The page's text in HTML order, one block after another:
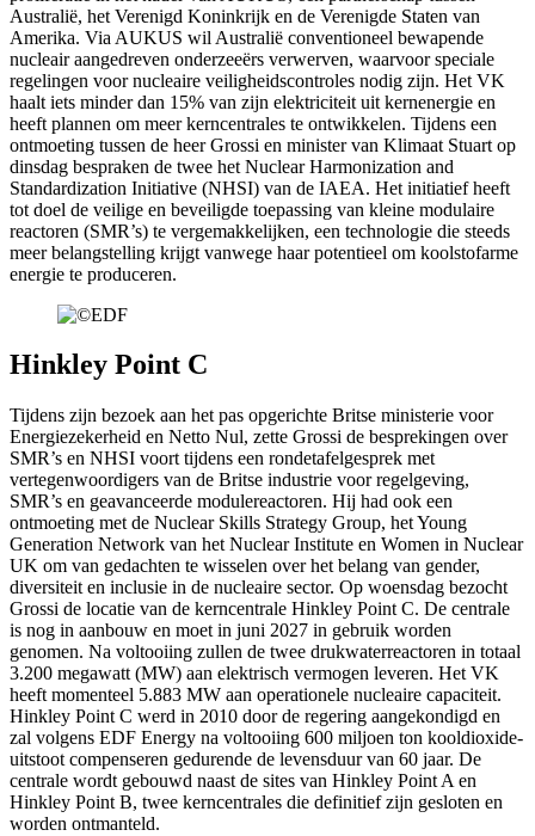
Australië, het Verenigd Koninkrijk en de Verenigde Staten van
Amerika. Via AUKUS wil Australië conventioneel bewapende
nucleair aangedreven onderzeeërs verwerven, waarvoor speciale
regelingen voor nucleaire veiligheidscontroles nodig zijn. Het VK
haalt iets minder dan 15% van zijn elektriciteit uit kernenergie en
heeft plannen om meer kerncentrales te ontwikkelen. Tijdens een
ontmoeting tussen de heer Grossi en minister van Klimaat Stuart op
dinsdag bespraken de twee het Nuclear Harmonization and
Standardization Initiative (NHSI) van de IAEA. Het initiatief heeft
tot doel de veilige en beveiligde toepassing van kleine modulaire
reactoren (SMR’s) te vergemakkelijken, een technologie die steeds
meer belangstelling krijgt vanwege haar potentieel om koolstofarme
energie te produceren.
Hinkley Point C
Tijdens zijn bezoek aan het pas opgerichte Britse ministerie voor
Energiezekerheid en Netto Nul, zette Grossi de besprekingen over
SMR’s en NHSI voort tijdens een rondetafelgesprek met
vertegenwoordigers van de Britse industrie voor regelgeving,
SMR’s en geavanceerde modulereactoren. Hij had ook een
ontmoeting met de Nuclear Skills Strategy Group, het Young
Generation Network van het Nuclear Institute en Women in Nuclear
UK om van gedachten te wisselen over het belang van gender,
diversiteit en inclusie in de nucleaire sector. Op woensdag bezocht
Grossi de locatie van de kerncentrale Hinkley Point C. De centrale
is nog in aanbouw en moet in juni 2027 in gebruik worden
genomen. Na voltooiing zullen de twee drukwaterreactoren in totaal
3.200 megawatt (MW) aan elektrisch vermogen leveren. Het VK
heeft momenteel 5.883 MW aan operationele nucleaire capaciteit.
Hinkley Point C werd in 2010 door de regering aangekondigd en
zal volgens EDF Energy na voltooiing 600 miljoen ton kooldioxide-
uitstoot compenseren gedurende de levensduur van 60 jaar. De
centrale wordt gebouwd naast de sites van Hinkley Point A en
Hinkley Point B, twee kerncentrales die definitief zijn gesloten en
worden ontmanteld.